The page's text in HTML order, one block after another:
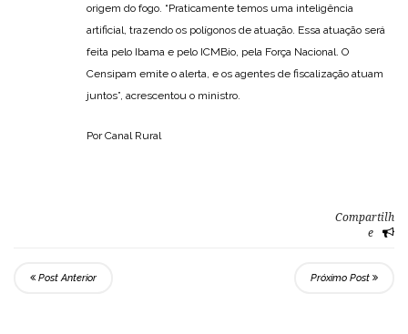
origem do fogo. “Praticamente temos uma inteligência
artificial, trazendo os polígonos de atuação. Essa atuação será
feita pelo Ibama e pelo ICMBio, pela Força Nacional. O
Censipam emite o alerta, e os agentes de fiscalização atuam
juntos”, acrescentou o ministro.
Por Canal Rural
Compartilh
e
Post Anterior Próximo Post